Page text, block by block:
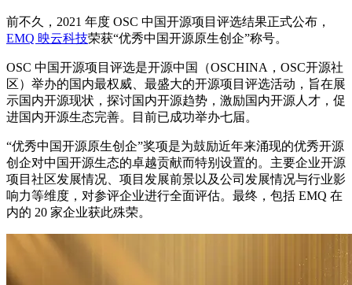
前不久，2021 年度 OSC 中国开源项目评选结果正式公布，
EMQ 映云科技荣获“优秀中国开源原生创企”称号。
OSC 中国开源项目评选是开源中国（OSCHINA，OSC开源社
区）举办的国内最权威、最盛大的开源项目评选活动，旨在展
示国内开源现状，探讨国内开源趋势，激励国内开源人才，促
进国内开源生态完善。目前已成功举办七届。
“优秀中国开源原生创企”奖项是为鼓励近年来涌现的优秀开源
创企对中国开源生态的卓越贡献而特别设置的。主要企业开源
项目社区发展情况、项目发展前景以及公司发展情况与行业影
响力等维度，对参评企业进行全面评估。最终，包括 EMQ 在
内的 20 家企业获此殊荣。